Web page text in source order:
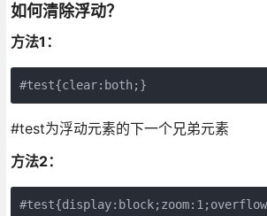
如何清除浮动？
方法1：
#test{clear:both;}
#test为浮动元素的下一个兄弟元素
方法2：